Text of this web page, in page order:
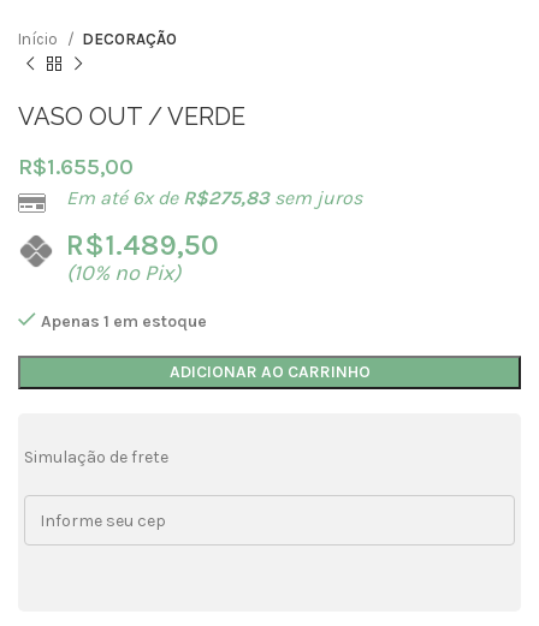
Início DECORAÇÃO
VASO OUT / VERDE
R$1.655,00
Em até 6x de R$275,83sem juros
R$1.489,50
(10% no Pix)
Apenas 1 em estoque
ADICIONAR AO CARRINHO
Simulação de frete